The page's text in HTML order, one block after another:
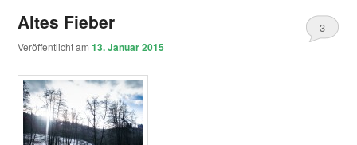
Altes Fieber
Veröffentlicht am13. Januar 2015
3